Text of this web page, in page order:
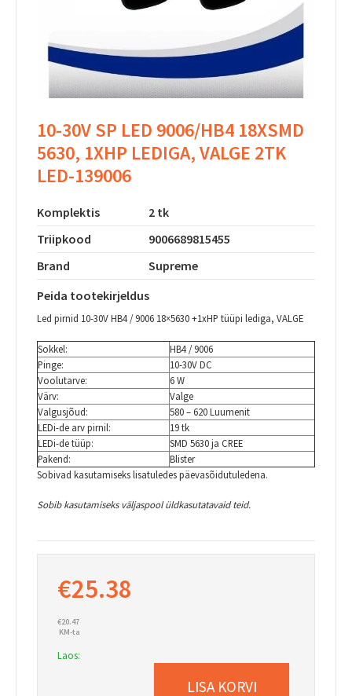
10-30V SP LED 9006/HB4 18XSMD
5630, 1XHP LEDIGA, VALGE 2TK
LED-139006
Komplektis
2 tk
Triipkood
9006689815455
Brand
Supreme
Peida tootekirjeldus
Led pirnid 10-30V HB4 / 9006 18×5630 +1xHP tüüpi lediga, VALGE
Sokkel:
HB4 / 9006
Pinge:
10-30V DC
Voolutarve:
6 W
Värv:
Valge
Valgusjõud:
580 – 620 Luumenit
LEDi-de arv pirnil:
19 tk
LEDi-de tüüp:
SMD 5630 ja CREE
Pakend:
Blister
Sobivad kasutamiseks lisatuledes päevasõidutuledena.
Sobib kasutamiseks väljaspool üldkasutatavaid teid.
€25.38
€20.47
KM-ta
Laos:
LISA KORVI